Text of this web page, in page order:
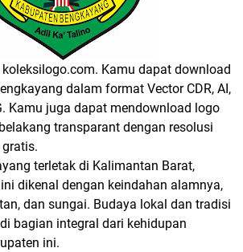
Kamu dapat download
dalam format Vector CDR, AI,
Kamu juga dapat mendownload logo
transparant dengan resolusi
terletak di Kalimantan Barat,
dikenal dengan keindahan alamnya,
dan sungai. Budaya lokal dan tradisi
bagian integral dari kehidupan
ini.